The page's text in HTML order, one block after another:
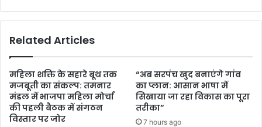
Related Articles
महिला शक्ति के सहारे बूथ तक
मजबूती का संकल्प: तमनार
मंडल में भाजपा महिला मोर्चा
की पहली बैठक में संगठन
विस्तार पर जोर
“अब सरपंच खुद बनाएंगे गांव
का प्लान: आसान भाषा में
सिखाया जा रहा विकास का पूरा
तरीका”
7 hours ago